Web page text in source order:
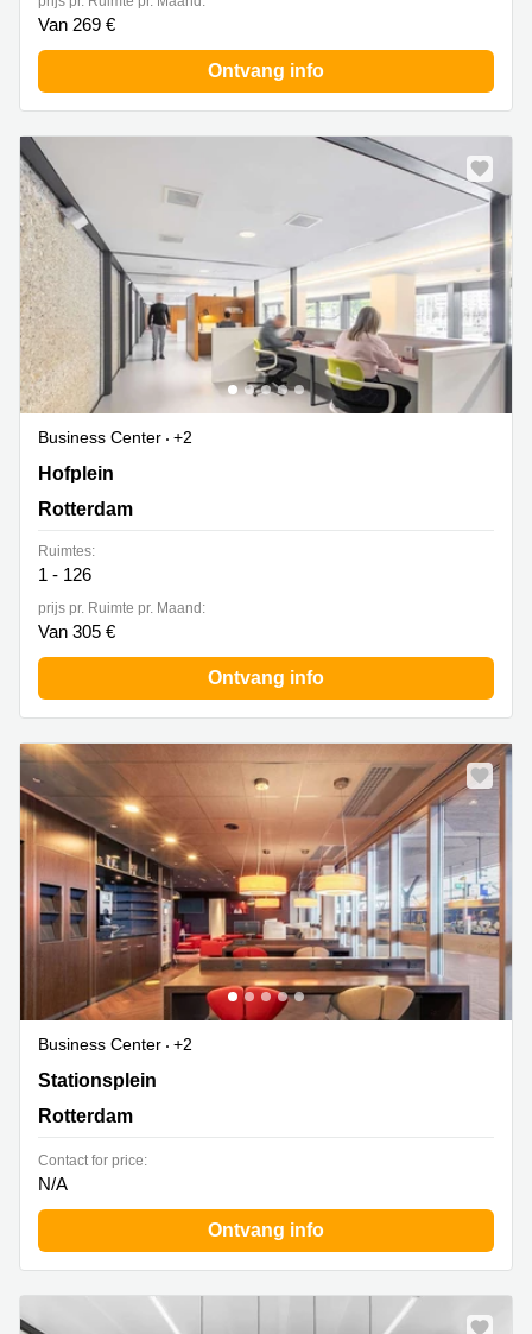
Van 269 €
Ontvang info
Business Center
+2
Hofplein 20, Rotterdam
Hofplein
Rotterdam
Ruimtes:
1 - 126
prijs pr. Ruimte pr. Maand:
Van 305 €
Ontvang info
Business Center
+2
Stationsplein 18 - A,Perron 2, Rotterdam
Stationsplein
Rotterdam
Contact for price:
N/A
Ontvang info